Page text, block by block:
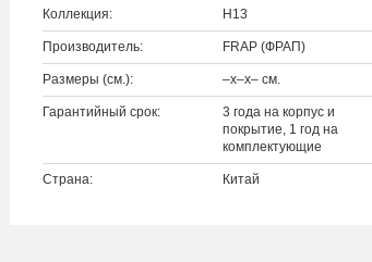
Коллекция: H13
Производитель: FRAP (ФРАП)
Размеры (см.): –x–x– см.
Гарантийный срок:
3 года на корпус и
покрытие, 1 год на
комплектующие
Страна: Китай